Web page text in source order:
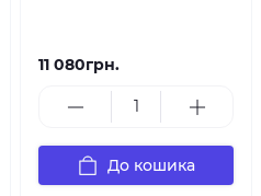
11 080грн.
До кошика